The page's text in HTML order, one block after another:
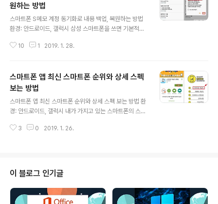
원하는 방법
스마트폰 S메모 계정 동기화로 내용 백업, 복원하는 방법
환경: 안드로이드, 갤럭시 삼성 스마트폰을 쓰면 기본적으
다. 이 메모 어플에 저장된 내용들은 삼성 계정만 있으면 백
만 눌러 주면 원래대로 복구할 수 있습니다. 메모 어플의 내
용을 백업하려면 계정이 필요합니다. 계정 만드는 방법은
아래 링크한 포스팅 내용을 참조하시기 바랍니다. 스마트
폰 삼성 갤럭시 계정 등록해서 서비스 이용하는 방법 ▼ 계
정이 추가가 되면 자신의 계정에 메모 내용을 백업해야 합
니다. 백업 방법은 동기화 설정 페이지로 가서 체크만 해 주
10 1 2019. 1. 28.
스마트폰 앱 최신 스마트폰 순위와 상세 스펙
보는 방법
스마트폰 앱 최신 스마트폰 순위와 상세 스펙 보는 방법 환
경: 안드로이드, 갤럭시 내가 가지고 있는 스마트폰의 스펙,
있습니다. 또는 새로 나온 스마트폰을 바꾸고 싶을 때 어느
표시해 주고 다른 기종들과 스펙 비교도 할 수 있습니다.
▼ 먼저 구글 플레이 스토어에서 스마트폰 계급도를 다운
받습니다. 앱을 실행하면 메인 화면 제일 상단에 [스마트폰
계급]도 라는 메뉴가 있습니다. 현재 자신의 스마트폰 위치
3 0 2019. 1. 26.
이 블로그 인기글